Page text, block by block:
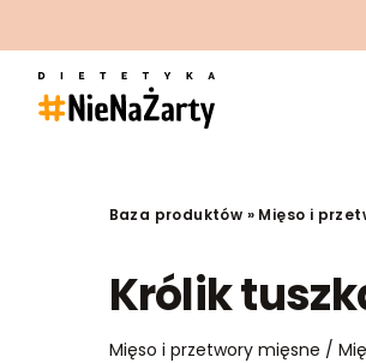
Baza produktów » Mięso i
Królik
Mięso i przetwory mięsne /